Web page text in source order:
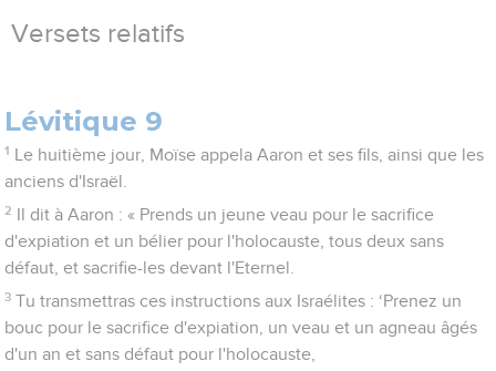
Versets relatifs
Lévitique 9
1
Le huitième jour, Moïse appela Aaron et ses fils, ainsi que les
anciens d'Israël.
2
Il dit à Aaron : « Prends un jeune veau pour le sacrifice
d'expiation et un bélier pour l'holocauste, tous deux sans
défaut, et sacrifie-les devant l'Eternel.
3 Tu transmettras ces instructions aux Israélites : ‘Prenez un
bouc pour le sacrifice d'expiation, un veau et un agneau âgés
d'un an et sans défaut pour l'holocauste,